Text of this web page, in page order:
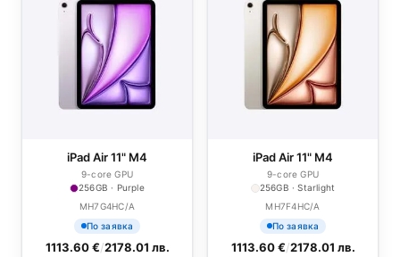
iPad Air 11" M4
9-core GPU
256GB · Purple
MH7G4HC/A
По заявка
1113.60 €/2178.01 лв.
iPad Air 11" M4
9-core GPU
256GB · Starlight
MH7F4HC/A
По заявка
1113.60 €/2178.01 лв.